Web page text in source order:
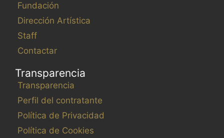
Fundación
Dirección Artística
Staff
Contactar
Transparencia
Transparencia
Perfil del contratante
Política de Privacidad
Política de Cookies